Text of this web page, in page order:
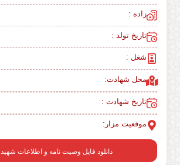
زاده :
تاریخ تولد :
شغل :
محل شهادت:
تاریخ شهادت :
موقعیت مزار:
دانلود فایل وصیت نامه و اطلاعات شهید